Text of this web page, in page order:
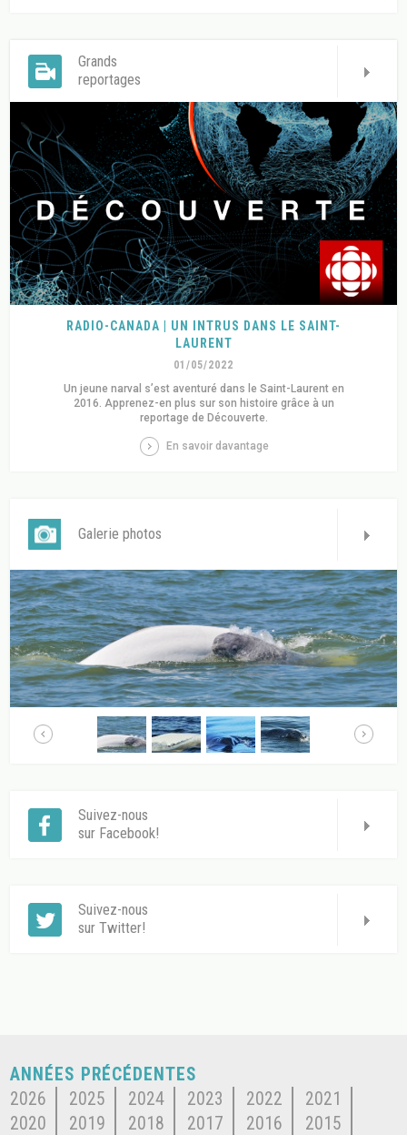
Grands
reportages
RADIO-CANADA | UN INTRUS DANS LE SAINT-
LAURENT
01/05/2022
Un jeune narval s’est aventuré dans le Saint-Laurent en
2016. Apprenez-en plus sur son histoire grâce à un
reportage de Découverte.
En savoir davantage
Galerie photos
Suivez-nous
sur Facebook!
Suivez-nous
sur Twitter!
ANNÉES PRÉCÉDENTES
2026
2025 2024 2023 2022
2021
2020
2019 2018 2017 2016
2015